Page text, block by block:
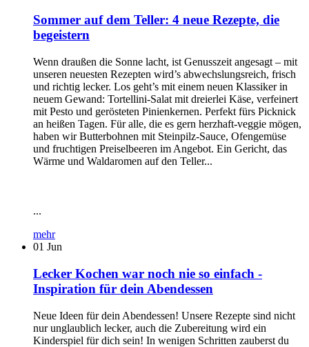
Sommer auf dem Teller: 4 neue Rezepte, die
begeistern
Wenn draußen die Sonne lacht, ist Genusszeit angesagt – mit
unseren neuesten Rezepten wird’s abwechslungsreich, frisch
und richtig lecker. Los geht’s mit einem neuen Klassiker in
neuem Gewand: Tortellini-Salat mit dreierlei Käse, verfeinert
mit Pesto und gerösteten Pinienkernen. Perfekt fürs Picknick
an heißen Tagen. Für alle, die es gern herzhaft-veggie mögen,
haben wir Butterbohnen mit Steinpilz-Sauce, Ofengemüse
und fruchtigen Preiselbeeren im Angebot. Ein Gericht, das
Wärme und Waldaromen auf den Teller...
...
mehr
01 Jun
Lecker Kochen war noch nie so einfach -
Inspiration für dein Abendessen
Neue Ideen für dein Abendessen! Unsere Rezepte sind nicht
nur unglaublich lecker, auch die Zubereitung wird ein
Kinderspiel für dich sein! In wenigen Schritten zauberst du